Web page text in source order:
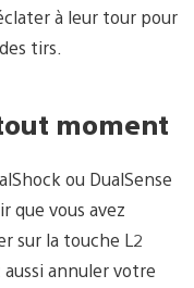
à leur tour pour
tirs.
moment
ou DualSense
que vous avez
sur la touche L2
annuler votre